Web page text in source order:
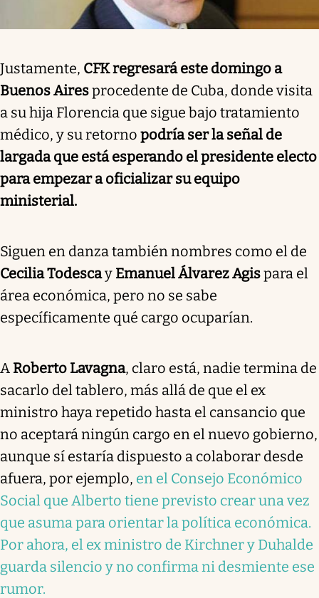
Justamente, CFK regresará este domingo a
Buenos Airesprocedente de Cuba, donde visita
a su hija Florencia que sigue bajo tratamiento
médico, y su retorno podría ser la señal de
largada que está esperando el presidente electo
para empezar a oficializar su equipo
ministerial.
Siguen en danza también nombres como el de
Cecilia Todescay Emanuel Álvarez Agispara el
área económica, pero no se sabe
específicamente qué cargo ocuparían.
A Roberto Lavagna, claro está, nadie termina de
sacarlo del tablero, más allá de que el ex
ministro haya repetido hasta el cansancio que
no aceptará ningún cargo en el nuevo gobierno,
aunque sí estaría dispuesto a colaborar desde
afuera, por ejemplo, en el Consejo Económico
Social que Alberto tiene previsto crear una vez
que asuma para orientar la política económica.
Por ahora, el ex ministro de Kirchner y Duhalde
guarda silencio y no confirma ni desmiente ese
rumor.